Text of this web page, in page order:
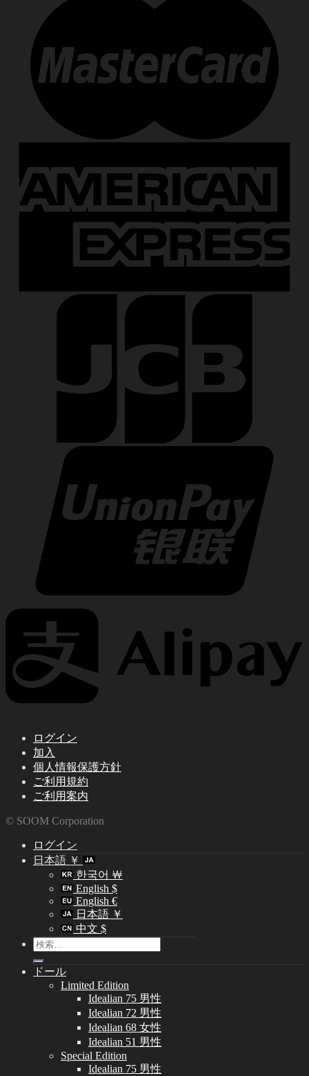
ログイン
加入
個人情報保護方針
ご利用規約
ご利用案内
© SOOM Corporation
ログイン
日本語 ￥
한국어 ￦
English $
English €
日本語 ￥
中文 $
検
索
対
ドール
Limited Edition
Idealian 75 男性
Idealian 72 男性
Idealian 68 女性
Idealian 51 男性
Special Edition
Idealian 75 男性